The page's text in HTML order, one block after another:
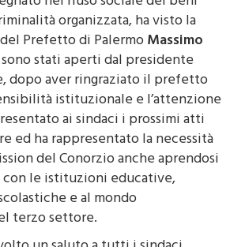
organizzata, ha visto la
Prefetto di PalermoMassimo
stati aperti dal presidente
dopo aver ringraziato il prefetto
istituzionale e l’attenzione
ai sindaci i prossimi atti
ed ha rappresentato la necessità
del Conorzio anche aprendosi
le istituzioni educative,
e al mondo
terzo settore.